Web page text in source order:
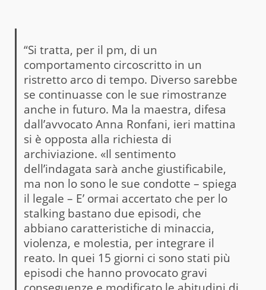
“Si tratta, per il pm, di un
comportamento circoscritto in un
ristretto arco di tempo. Diverso sarebbe
se continuasse con le sue rimostranze
anche in futuro. Ma la maestra, difesa
dall’avvocato Anna Ronfani, ieri mattina
si è opposta alla richiesta di
archiviazione. «Il sentimento
dell’indagata sarà anche giustificabile,
ma non lo sono le sue condotte – spiega
il legale – E’ ormai accertato che per lo
stalking bastano due episodi, che
abbiano caratteristiche di minaccia,
violenza, e molestia, per integrare il
reato. In quei 15 giorni ci sono stati più
episodi che hanno provocato gravi